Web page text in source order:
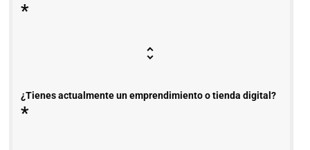
*
¿Tienes actualmente un emprendimiento o tienda digital?
*